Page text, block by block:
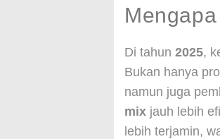
Di tahun 2025,
Bukan hanya
namun juga
mix jauh lebih
lebih terjamin,